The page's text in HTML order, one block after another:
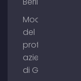
Modifica
del
profilo
aziendale
di Google